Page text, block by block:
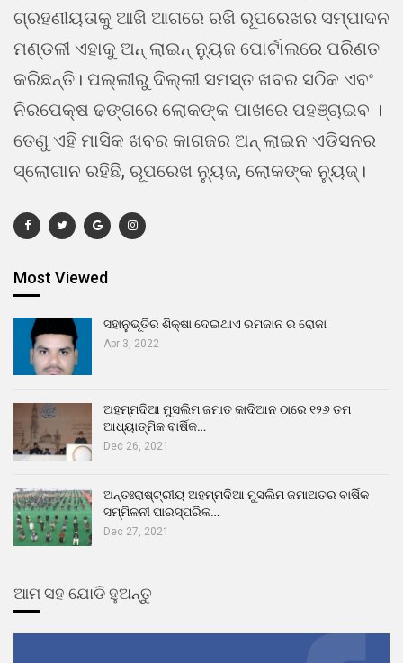
ଗ୍ରହଣୀୟତାକୁ ଆଖି ଆଗରେ ରଖି ରୂପରେଖର ସମ୍ପାଦନ
ମଣ୍ଡଳୀ ଏହାକୁ ଅନ୍ ଲାଇନ୍ ନ୍ୟୁଜ ପୋର୍ଟାଲରେ ପରିଣତ
କରିଛନ୍ତି। ପଲ୍ଲୀରୁ ଦିଲ୍ଲୀ ସମସ୍ତ ଖବର ସଠିକ ଏବଂ
ନିରପେକ୍ଷ ଢଙ୍ଗରେ ଲୋକଙ୍କ ପାଖରେ ପହଞ୍ଚାଇବ ।
ତେଣୁ ଏହି ମାସିକ ଖବର କାଗଜର ଅନ୍ ଲାଇନ ଏଡିସନର
ସ୍ଲୋଗାନ ରହିଛି, ରୂପରେଖ ନ୍ୟୁଜ, ଲୋକଙ୍କ ନ୍ୟୁଜ୍।
Most Viewed
ସହାନୁଭୂତିର ଶିକ୍ଷା ଦେଇଥାଏ ରମଜାନ ର ରୋଜା
Apr 3, 2022
ଅହମ୍ମଦିଆ ମୁସଲିମ ଜମାତ କାଦିଆନ ଠାରେ ୧୨୬ ତମ
ଆଧ୍ୟାତ୍ମିକ ବାର୍ଷିକ…
Dec 26, 2021
ଅନ୍ତଃରାଷ୍ଟ୍ରୀୟ ଅହମ୍ମଦିଆ ମୁସଲିମ ଜମାଅତର ବାର୍ଷିକ
ସମ୍ମିଳନୀ ପାରସ୍ପରିକ…
Dec 27, 2021
ଆମ ସହ ଯୋଡି ହୁଅନ୍ତୁ